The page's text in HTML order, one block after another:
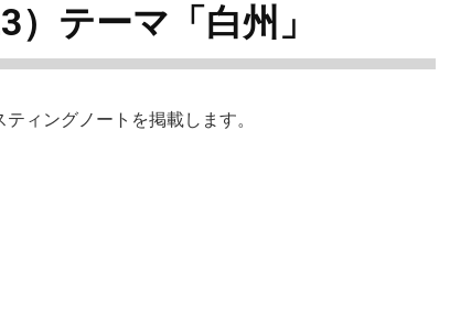
テーマ「白州」
ィングノートを掲載します。